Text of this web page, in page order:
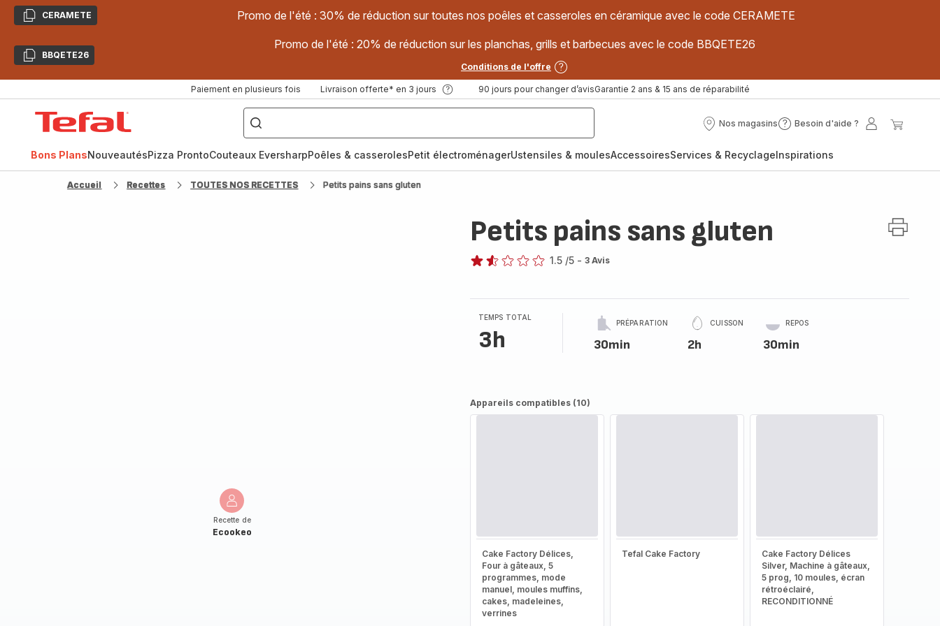
CopierCERAMETE Promo de l'été : 30% de réduction sur toutes nos poêles et casseroles en céramique avec le code CERAMETE
CopierBBQETE26
Promo de l'été : 20% de réduction sur les planchas, grills et barbecues avec le code BBQETE26
Conditions de l'offre
Paiement en plusieurs fois Livraison offerte* en 3 jours 90 jours pour changer d’avisGarantie 2 ans & 15 ans de réparabilité
["Poêles
inox,
Cake
Factory,
Nos magasins
Nos
Besoin d'aide ?
Besoin
?
Mon
Bons PlansNouveautésPizza ProntoCouteaux EversharpPoêles & casserolesPetit électroménagerUstensiles & moulesAccessoiresServices & RecyclageInspirations
Accueil Recettes TOUTES NOS RECETTES Petits pains sans gluten
Recette de
Ecookeo
Petits pains sans gluten
1.5 /5 - 3 Avis
TEMPS TOTAL
3h
PRÉPARATION
30min
CUISSON
2h
REPOS
30min
Appareils compatibles (10)
Cake Factory Délices,
Four à gâteaux, 5
programmes, mode
manuel, moules muffins,
cakes, madeleines,
verrines
Tefal Cake Factory
Cake Factory Délices
Silver, Machine à gâteaux,
5 prog, 10 moules, écran
rétroéclairé,
RECONDITIONNÉ